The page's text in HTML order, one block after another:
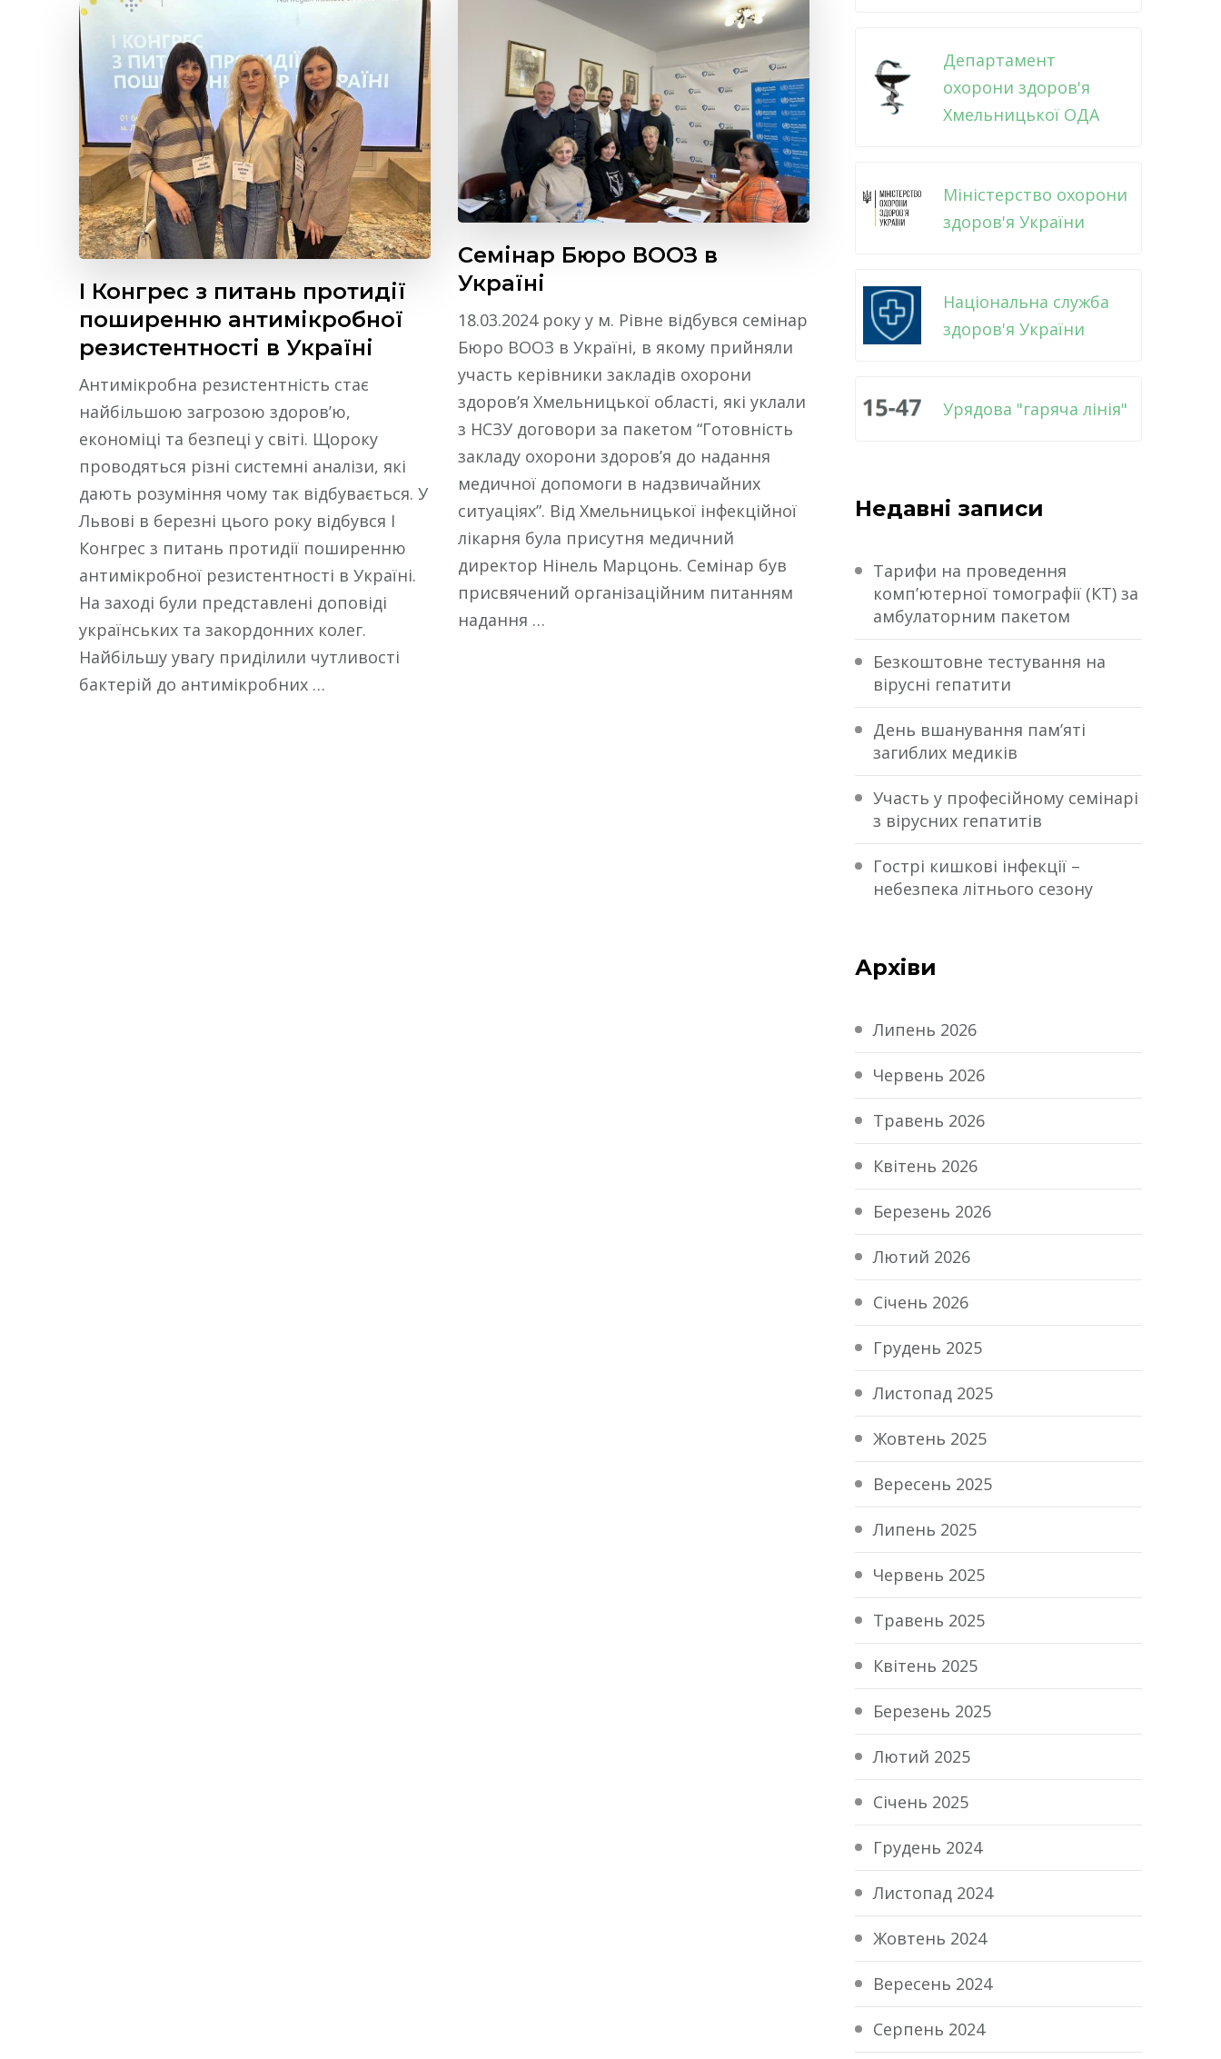
Семінар Бюро ВООЗ в
Україні
18.03.2024 року у м. Рівне відбувся семінар
Бюро ВООЗ в Україні, в якому прийняли
участь керівники закладів охорони
здоров’я Хмельницької області, які уклали
з НСЗУ договори за пакетом “Готовність
закладу охорони здоров’я до надання
медичної допомоги в надзвичайних
ситуаціях”. Від Хмельницької інфекційної
лікарня була присутня медичний
директор Нінель Марцонь. Семінар був
присвячений організаційним питанням
надання …
І Конгрес з питань протидії
поширенню антимікробної
резистентності в Україні
Антимікробна резистентність стає
найбільшою загрозою здоров’ю,
економіці та безпеці у світі. Щороку
проводяться різні системні аналізи, які
дають розуміння чому так відбувається. У
Львові в березні цього року відбувся І
Конгрес з питань протидії поширенню
антимікробної резистентності в Україні.
На заході були представлені доповіді
українських та закордонних колег.
Найбільшу увагу приділили чутливості
бактерій до антимікробних …
Департамент
охорони здоров'я
Хмельницької ОДА
Міністерство охорони
здоров'я України
Національна служба
здоров'я України
Урядова "гаряча лінія"
Недавні записи
Тарифи на проведення
комп’ютерної томографії (КТ) за
амбулаторним пакетом
Безкоштовне тестування на
вірусні гепатити
День вшанування пам’яті
загиблих медиків
Участь у професійному семінарі
з вірусних гепатитів
Гострі кишкові інфекції –
небезпека літнього сезону
Архіви
Липень 2026
Червень 2026
Травень 2026
Квітень 2026
Березень 2026
Лютий 2026
Січень 2026
Грудень 2025
Листопад 2025
Жовтень 2025
Вересень 2025
Липень 2025
Червень 2025
Травень 2025
Квітень 2025
Березень 2025
Лютий 2025
Січень 2025
Грудень 2024
Листопад 2024
Жовтень 2024
Вересень 2024
Серпень 2024